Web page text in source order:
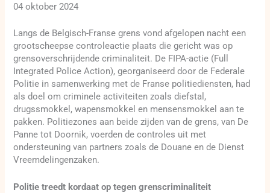
04 oktober 2024
Langs de Belgisch-Franse grens vond afgelopen nacht een
grootscheepse controleactie plaats die gericht was op
grensoverschrijdende criminaliteit. De FIPA-actie (Full
Integrated Police Action), georganiseerd door de Federale
Politie in samenwerking met de Franse politiediensten, had
als doel om criminele activiteiten zoals diefstal,
drugssmokkel, wapensmokkel en mensensmokkel aan te
pakken. Politiezones aan beide zijden van de grens, van De
Panne tot Doornik, voerden de controles uit met
ondersteuning van partners zoals de Douane en de Dienst
Vreemdelingenzaken.
Politie treedt kordaat op tegen grenscriminaliteit